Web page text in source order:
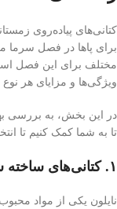
کتانی‌های پیاده‌روی
برای پاها در فصل سرما
مختلف برای این فصل
ویژگی‌ها و مزایای هر
در این بخش، به بررسی
تا به شما کمک کنیم تا
۱. کتانی‌های ساخته شده از نایلون:
نایلون یکی از مواد